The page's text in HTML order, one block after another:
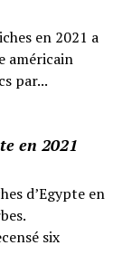
en 2021 a
américain
par...
en 2021
d’Egypte en
six